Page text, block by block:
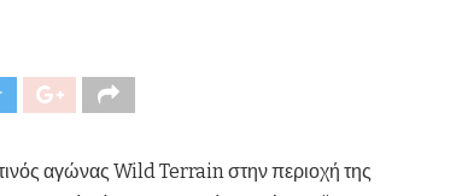
αγώνας Wild Terrain στην περιοχή της